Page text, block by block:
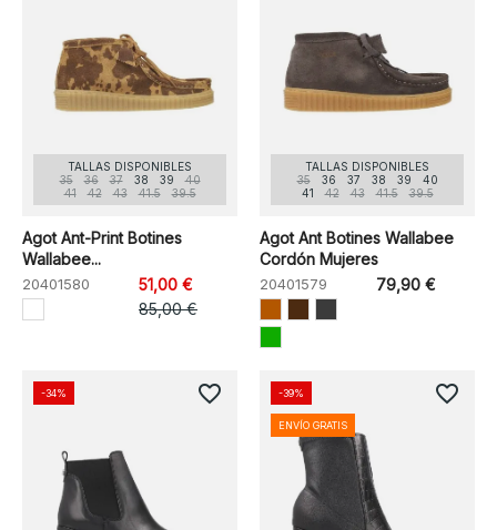
TALLAS DISPONIBLES
35
36 37 38 39
40
41
42 43 41.5 39.5
Agot Ant-Print Botines
Wallabee...
20401580
51,00 €
85,00 €
TALLAS DISPONIBLES
35
36 37 38 39
40
41
42 43 41.5 39.5
Agot Ant Botines Wallabee
Cordón Mujeres
20401579 79,90 €
-34% favorite_border -39%
ENVÍO GRATIS
favorite_border